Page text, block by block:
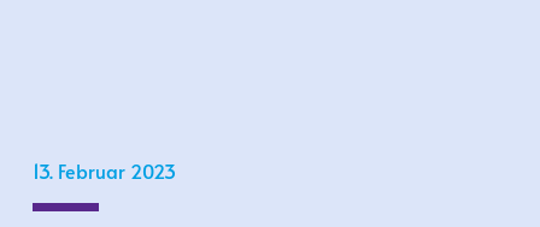
13. Februar 2023